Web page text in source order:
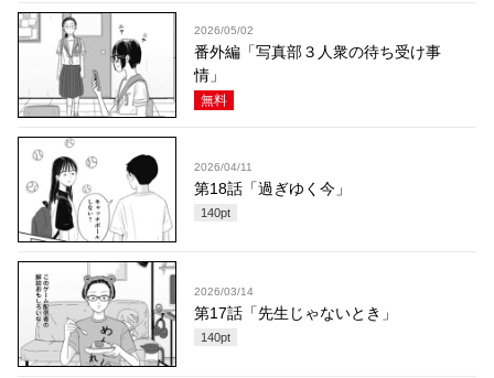
2026/05/02
番外編「写真部３人衆の待ち受け事
情」
無料
2026/04/11
第18話「過ぎゆく今」
140pt
2026/03/14
第17話「先生じゃないとき」
140pt